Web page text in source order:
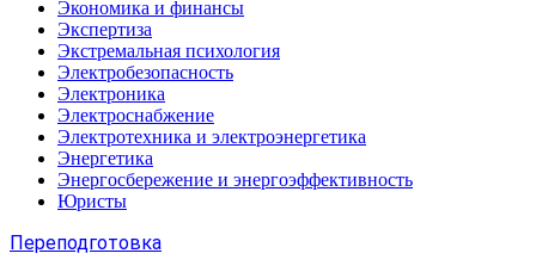
Экономика и финансы
Экспертиза
Экстремальная психология
Электробезопасность
Электроника
Электроснабжение
Электротехника и электроэнергетика
Энергетика
Энергосбережение и энергоэффективность
Юристы
Переподготовка